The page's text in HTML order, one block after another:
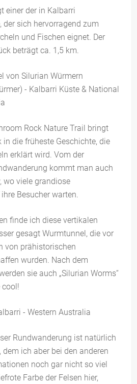
einer der in Kalbarri
der sich hervorragend zum
und Fischen eignet. Der
beträgt ca. 1,5 km.
Rock Nature Trail bringt
in die früheste Geschichte, die
erklärt wird. Vom der
kommt man auch
wo viele grandiose
Besucher warten.
finde ich diese vertikalen
gesagt Wurmtunnel, die vor
von prähistorischen
wurden. Nach dem
sie auch „Silurian Worms“
cool!
Rundwanderung ist natürlich
ich aber bei den anderen
noch gar nicht so viel
Farbe der Felsen hier,